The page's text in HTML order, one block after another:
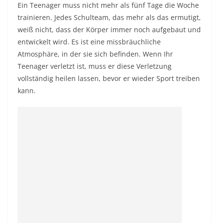
Ein Teenager muss nicht mehr als fünf Tage die Woche
trainieren. Jedes Schulteam, das mehr als das ermutigt,
weiß nicht, dass der Körper immer noch aufgebaut und
entwickelt wird. Es ist eine missbräuchliche
Atmosphäre, in der sie sich befinden. Wenn Ihr
Teenager verletzt ist, muss er diese Verletzung
vollständig heilen lassen, bevor er wieder Sport treiben
kann.